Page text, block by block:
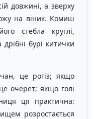
довжині, а зверху
на віник. Комиш
стебла круглі,
бурі китички
це рогіз; якщо
очерет; якщо голі
ця практична:
розростається